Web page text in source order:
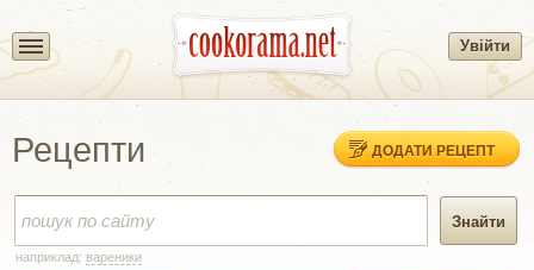
Увійти
Рецепти ДОДАТИ РЕЦЕПТ
наприклад: вареники